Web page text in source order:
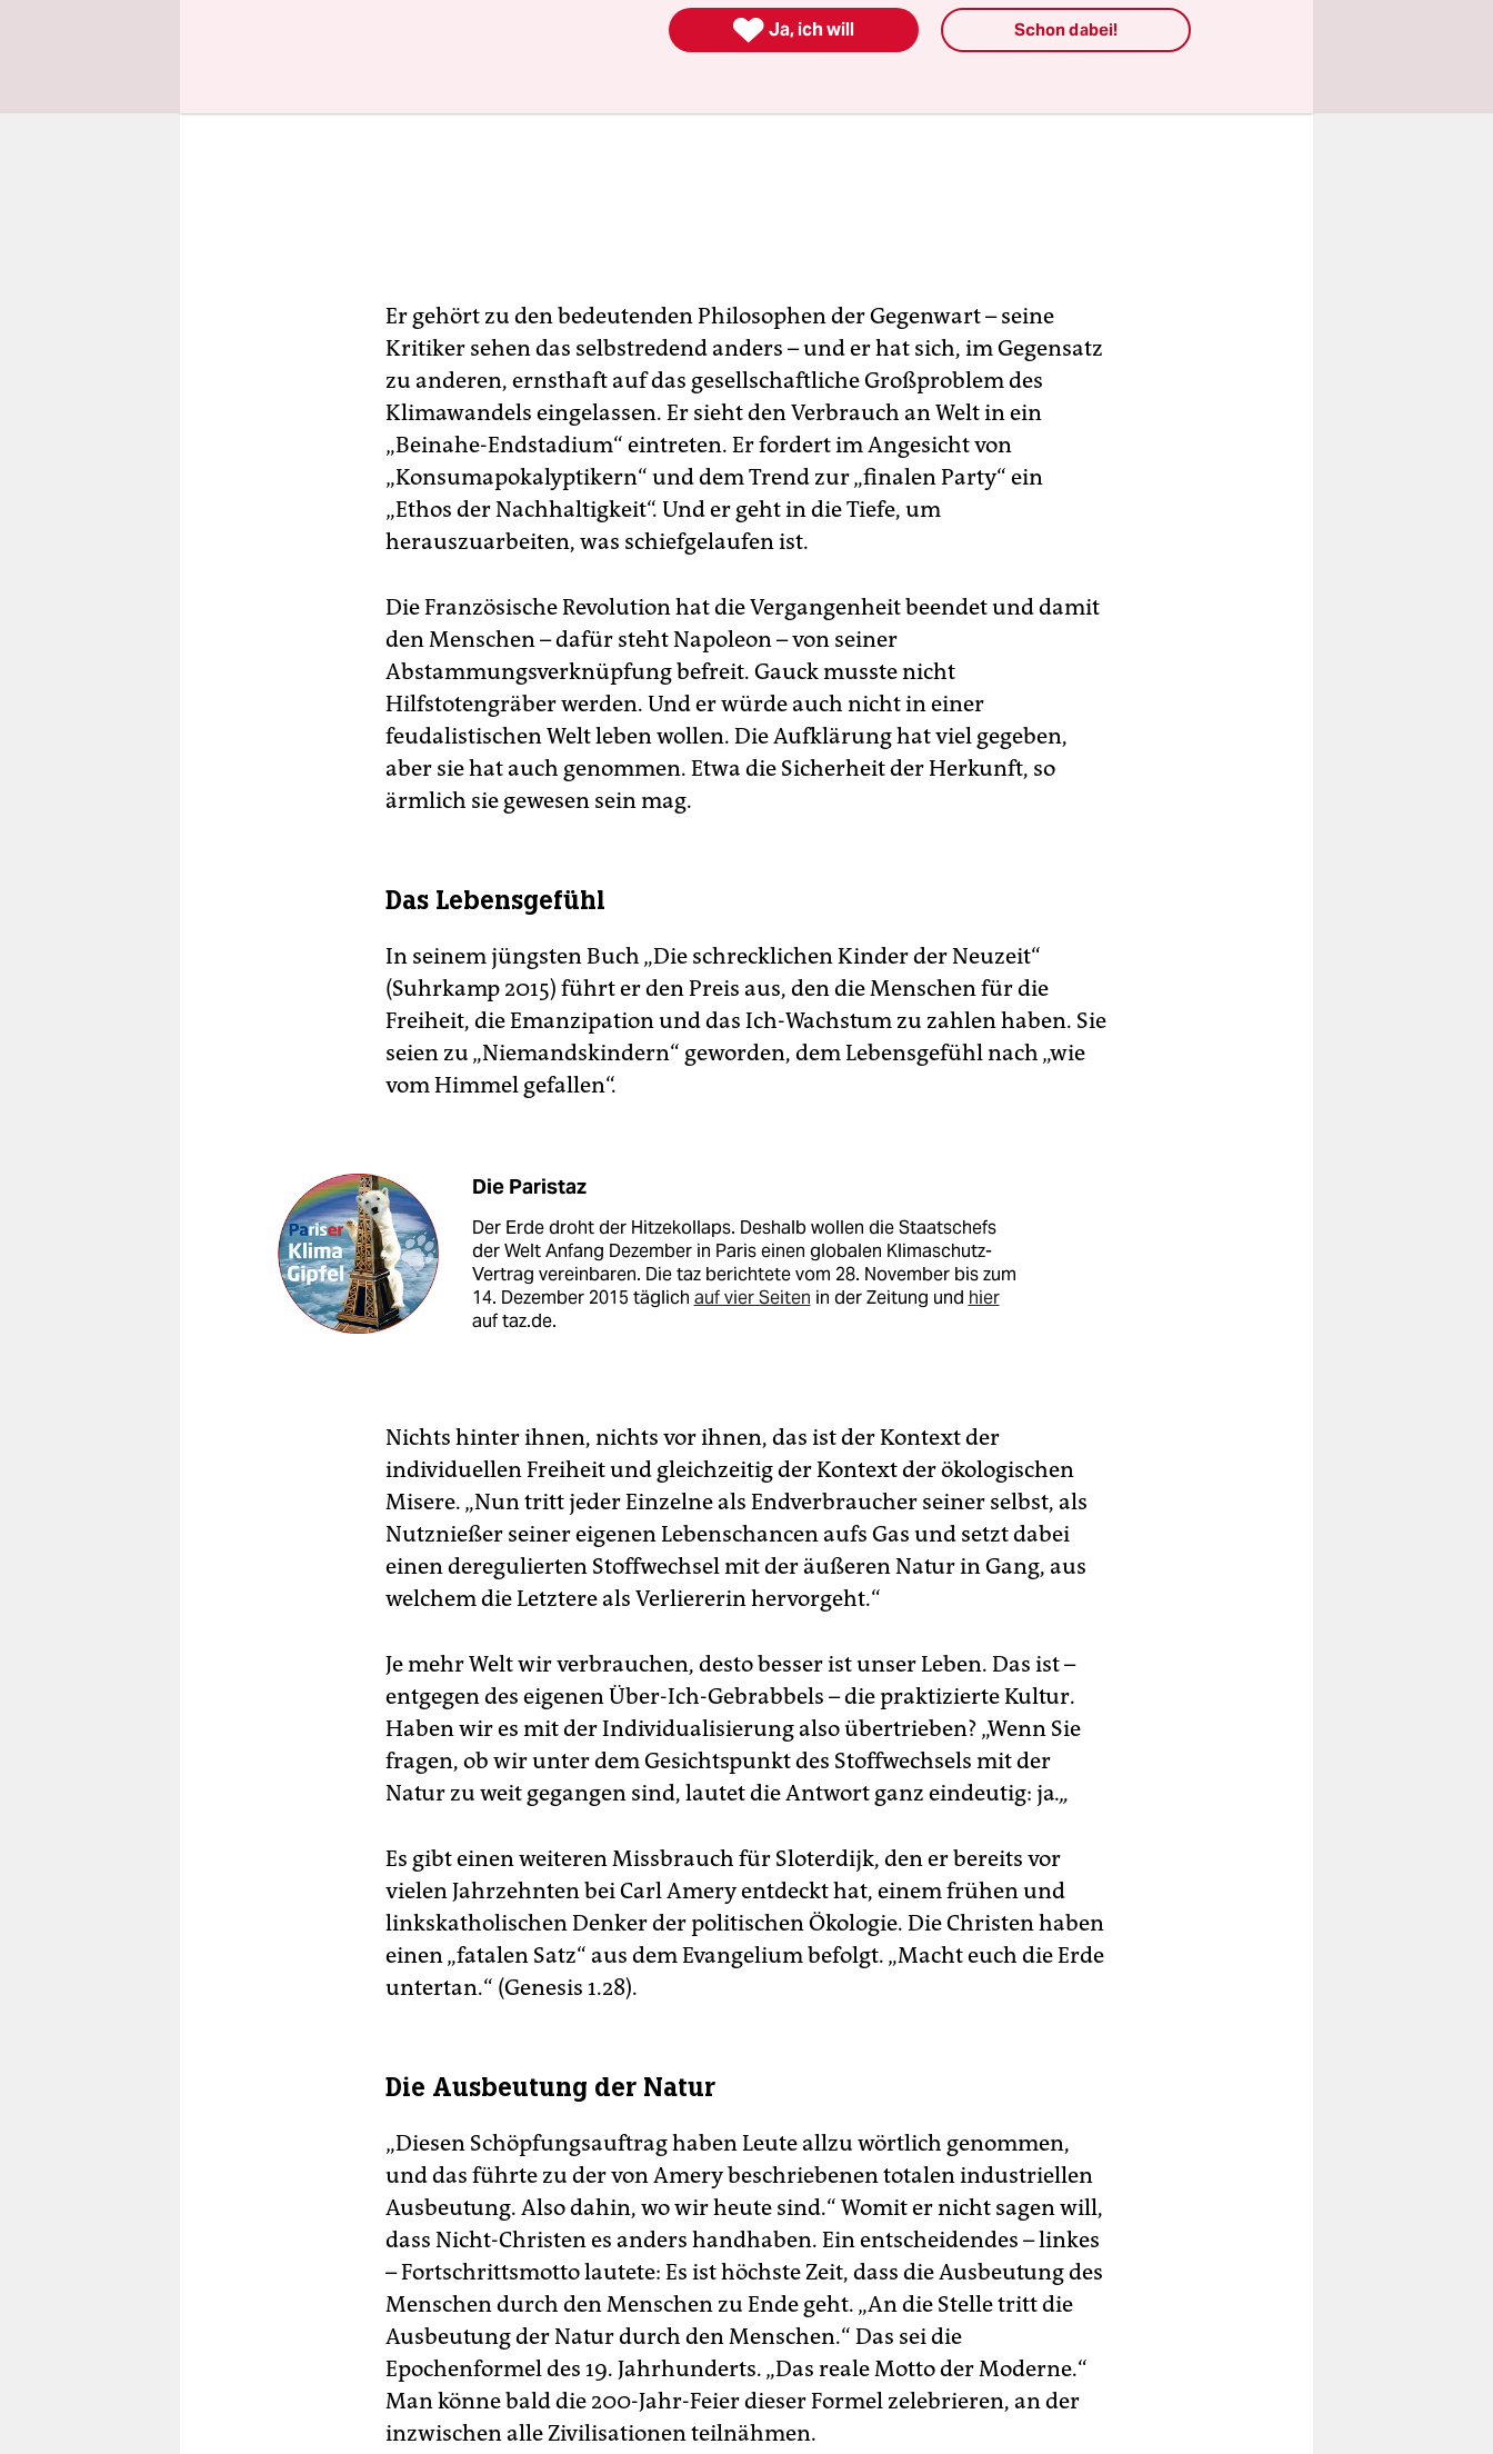
Er gehört zu den bedeutenden Philosophen der Gegenwart – seine
Kritiker sehen das selbstredend anders – und er hat sich, im Gegensatz
zu anderen, ernsthaft auf das gesellschaftliche Großproblem des
Klimawandels eingelassen. Er sieht den Verbrauch an Welt in ein
„Beinahe-Endstadium“ eintreten. Er fordert im Angesicht von
„Konsumapokalyptikern“ und dem Trend zur „finalen Party“ ein
„Ethos der Nachhaltigkeit“. Und er geht in die Tiefe, um
herauszuarbeiten, was schiefgelaufen ist.
Die Französische Revolution hat die Vergangenheit beendet und damit
den Menschen – dafür steht Napoleon – von seiner
Abstammungsverknüpfung befreit. Gauck musste nicht
Hilfstotengräber werden. Und er würde auch nicht in einer
feudalistischen Welt leben wollen. Die Aufklärung hat viel gegeben,
aber sie hat auch genommen. Etwa die Sicherheit der Herkunft, so
ärmlich sie gewesen sein mag.
Das Lebensgefühl
In seinem jüngsten Buch „Die schrecklichen Kinder der Neuzeit“
(Suhrkamp 2015) führt er den Preis aus, den die Menschen für die
Freiheit, die Emanzipation und das Ich-Wachstum zu zahlen haben. Sie
seien zu „Niemandskindern“ geworden, dem Lebensgefühl nach „wie
vom Himmel gefallen“.
Die Paristaz
Der Erde droht der Hitzekollaps. Deshalb wollen die Staatschefs
der Welt Anfang Dezember in Paris einen globalen Klimaschutz-
Vertrag vereinbaren. Die taz berichtete vom 28. November bis zum
14. Dezember 2015 täglich auf vier Seiten in der Zeitung und hier
auf taz.de.
Nichts hinter ihnen, nichts vor ihnen, das ist der Kontext der
individuellen Freiheit und gleichzeitig der Kontext der ökologischen
Misere. „Nun tritt jeder Einzelne als Endverbraucher seiner selbst, als
Nutznießer seiner eigenen Lebenschancen aufs Gas und setzt dabei
einen deregulierten Stoffwechsel mit der äußeren Natur in Gang, aus
welchem die Letztere als Verliererin hervorgeht.“
Je mehr Welt wir verbrauchen, desto besser ist unser Leben. Das ist –
entgegen des eigenen Über-Ich-Gebrabbels – die praktizierte Kultur.
Haben wir es mit der Individualisierung also übertrieben? „Wenn Sie
fragen, ob wir unter dem Gesichtspunkt des Stoffwechsels mit der
Natur zu weit gegangen sind, lautet die Antwort ganz eindeutig: ja.„
Es gibt einen weiteren Missbrauch für Sloterdijk, den er bereits vor
vielen Jahrzehnten bei Carl Amery entdeckt hat, einem frühen und
linkskatholischen Denker der politischen Ökologie. Die Christen haben
einen „fatalen Satz“ aus dem Evangelium befolgt. „Macht euch die Erde
untertan.“ (Genesis 1.28).
Die Ausbeutung der Natur
„Diesen Schöpfungsauftrag haben Leute allzu wörtlich genommen,
und das führte zu der von Amery beschriebenen totalen industriellen
Ausbeutung. Also dahin, wo wir heute sind.“ Womit er nicht sagen will,
dass Nicht-Christen es anders handhaben. Ein entscheidendes – linkes
– Fortschrittsmotto lautete: Es ist höchste Zeit, dass die Ausbeutung des
Menschen durch den Menschen zu Ende geht. „An die Stelle tritt die
Ausbeutung der Natur durch den Menschen.“ Das sei die
Epochenformel des 19. Jahrhunderts. „Das reale Motto der Moderne.“
Man könne bald die 200-Jahr-Feier dieser Formel zelebrieren, an der
inzwischen alle Zivilisationen teilnähmen.
 Ja, ich will Schon dabei!